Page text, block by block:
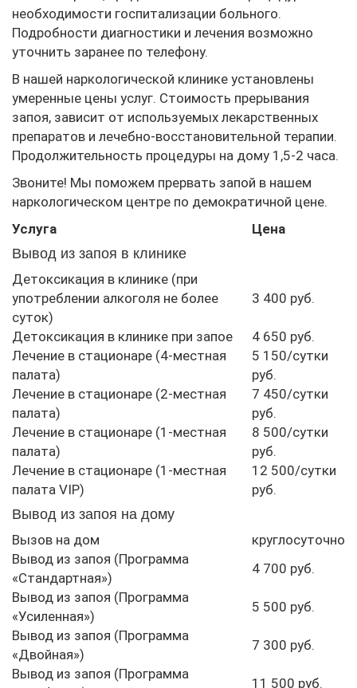
необходимости госпитализации больного.
Подробности диагностики и лечения возможно
уточнить заранее по телефону.
В нашей наркологической клинике установлены
умеренные цены услуг. Стоимость прерывания
запоя, зависит от используемых лекарственных
препаратов и лечебно-восстановительной терапии.
Продолжительность процедуры на дому 1,5-2 часа.
Звоните! Мы поможем прервать запой в нашем
наркологическом центре по демократичной цене.
Услуга
Цена
Вывод из запоя в клинике
Детоксикация в клинике (при
употреблении алкоголя не более
суток)
3 400 руб.
Детоксикация в клинике при запое
4 650 руб.
Лечение в стационаре (4-местная
палата)
5 150/сутки
руб.
Лечение в стационаре (2-местная
палата)
7 450/сутки
руб.
Лечение в стационаре (1-местная
палата)
8 500/сутки
руб.
Лечение в стационаре (1-местная
палата VIP)
12 500/сутки
руб.
Вывод из запоя на дому
Вызов на дом
круглосуточно
Вывод из запоя (Программа
«Стандартная»)
4 700 руб.
Вывод из запоя (Программа
«Усиленная»)
5 500 руб.
Вывод из запоя (Программа
«Двойная»)
7 300 руб.
Вывод из запоя (Программа
11 500 руб.